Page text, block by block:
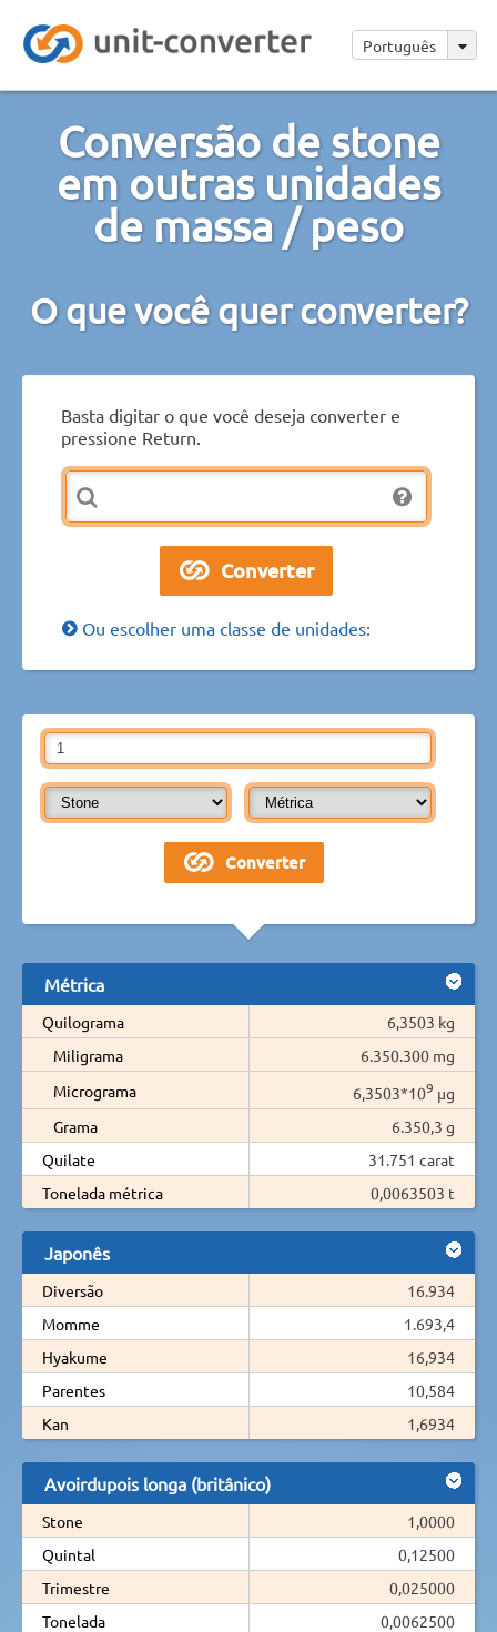
Português
Conversão de stone
em outras unidades
de massa / peso
O que você quer converter?
Basta digitar o que você deseja converter e
pressione Return.
Ou escolher uma classe de unidades:
Métrica
Quilograma
6,3503 kg
Miligrama
6.350.300 mg
Micrograma
6,3503*109 µg
Grama
6.350,3 g
Quilate
31.751 carat
Tonelada métrica
0,0063503 t
Japonês
Diversão
16.934
Momme
1.693,4
Hyakume
16,934
Parentes
10,584
Kan
1,6934
Avoirdupois longa (britânico)
Stone
1,0000
Quintal
0,12500
Trimestre
0,025000
Tonelada
0,0062500